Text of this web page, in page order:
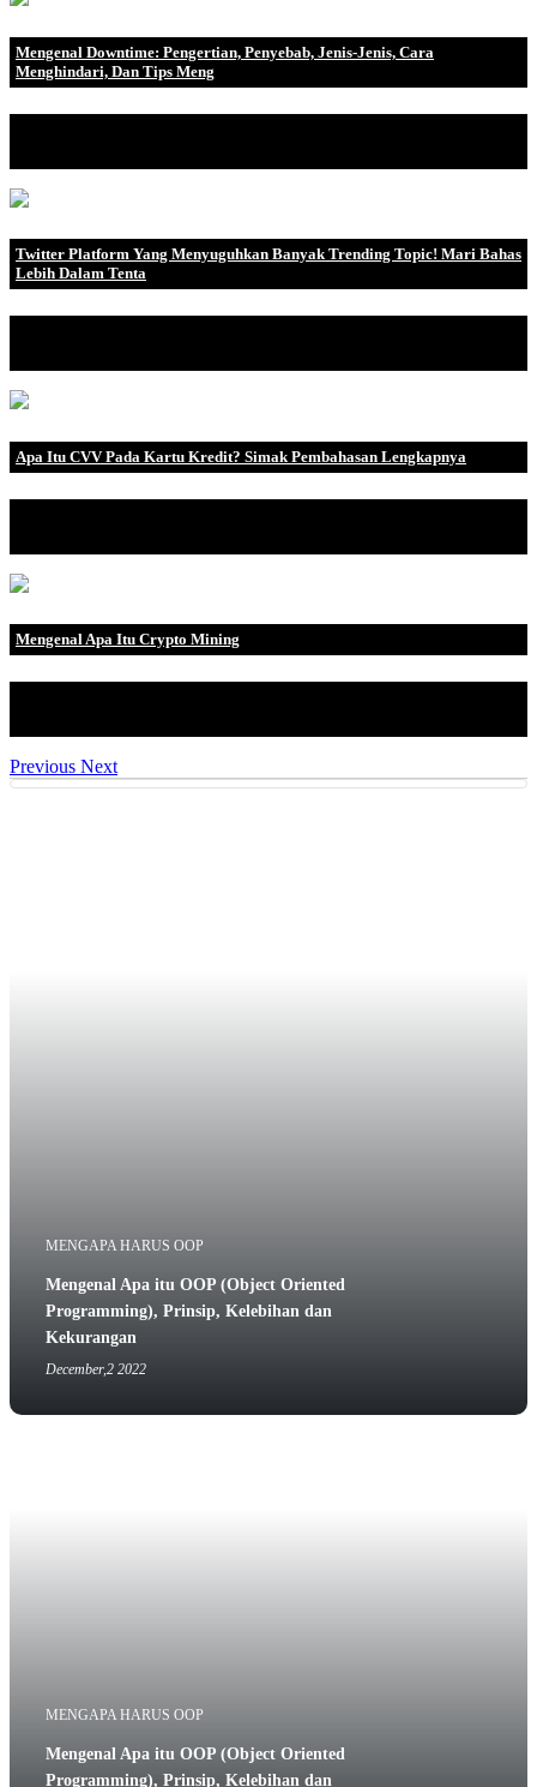
Mengenal Downtime: Pengertian, Penyebab, Jenis-Jenis, Cara
Menghindari, Dan Tips Meng
Twitter Platform Yang Menyuguhkan Banyak Trending Topic! Mari Bahas
Lebih Dalam Tenta
Apa Itu CVV Pada Kartu Kredit? Simak Pembahasan Lengkapnya
Mengenal Apa Itu Crypto Mining
Previous Next
MENGAPA HARUS OOP
Mengenal Apa itu OOP (Object Oriented
Programming), Prinsip, Kelebihan dan
Kekurangan
December,2 2022
MENGAPA HARUS OOP
Mengenal Apa itu OOP (Object Oriented
Programming), Prinsip, Kelebihan dan